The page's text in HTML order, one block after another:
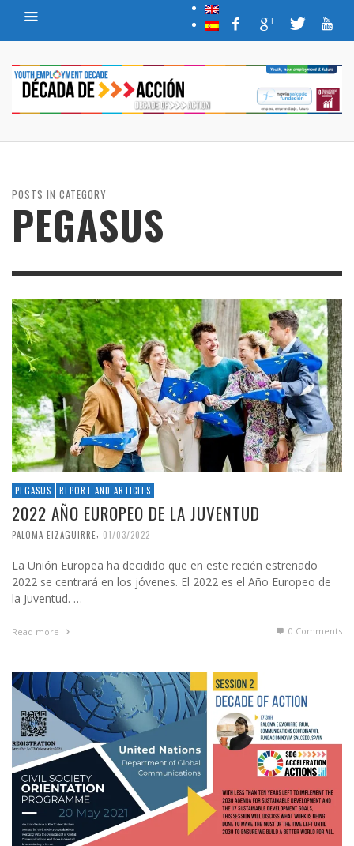
POSTS IN CATEGORY
PEGASUS
PEGASUS REPORT AND ARTICLES
2022 AÑO EUROPEO DE LA JUVENTUD
PALOMA EIZAGUIRRE, 01/03/2022
La Unión Europea ha decidido que en este recién estrenado
2022 se centrará en los jóvenes. El 2022 es el Año Europeo de
la Juventud. …
Read more 0 Comments